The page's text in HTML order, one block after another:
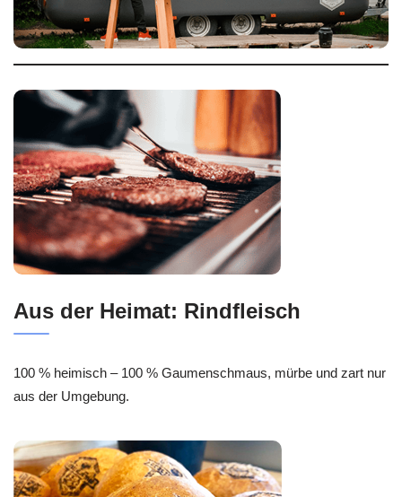
Aus der Heimat: Rindfleisch
100 % heimisch – 100 % Gaumenschmaus, mürbe und zart nur
aus der Umgebung.